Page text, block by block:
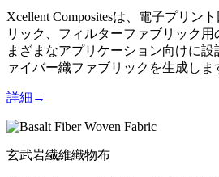
Xcellent Compositesは、電子プリン
リック、フィルターファブリック
まざまなアプリケーション向けに
ァイバー織ファブリックを生成しま
詳細→
玄武岩繊維織物布